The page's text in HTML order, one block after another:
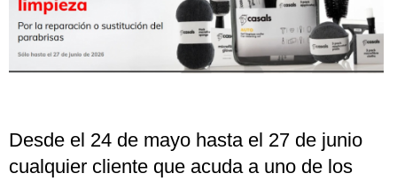
Desde el 24 de mayo hasta el 27 de junio
cualquier cliente que acuda a uno de los